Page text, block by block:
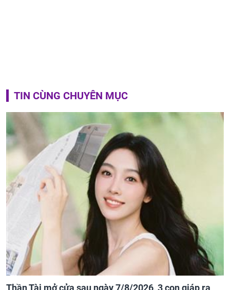
TIN CÙNG CHUYÊN MỤC